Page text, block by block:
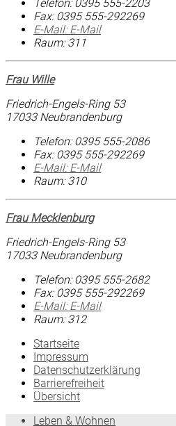
Telefon:0395 555-2203
Fax:0395 555-292269
E-Mail: E-Mail
Raum: 311
Frau Wille
Friedrich-Engels-Ring 53
17033 Neubrandenburg
Telefon:0395 555-2086
Fax:0395 555-292269
E-Mail: E-Mail
Raum: 310
Frau Mecklenburg
Friedrich-Engels-Ring 53
17033 Neubrandenburg
Telefon:0395 555-2682
Fax:0395 555-292269
E-Mail: E-Mail
Raum: 312
Startseite
Impressum
Datenschutzerklärung
Barrierefreiheit
Übersicht
Leben & Wohnen